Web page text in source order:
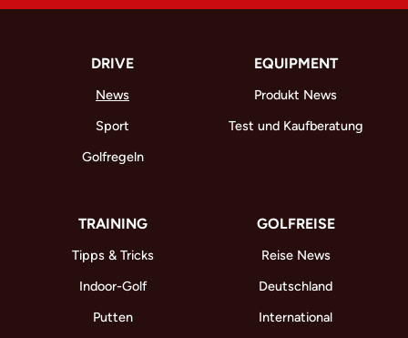
DRIVE
News
Sport
Golfregeln
EQUIPMENT
Produkt News
Test und Kaufberatung
TRAINING
Tipps & Tricks
Indoor-Golf
Putten
GOLFREISE
Reise News
Deutschland
International